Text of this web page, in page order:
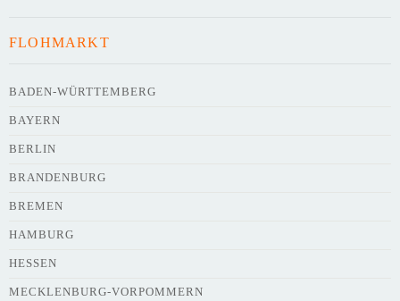
Webseite
FLOHMARKT
BADEN-WÜRTTEMBERG
BAYERN
BERLIN
BRANDENBURG
BREMEN
HAMBURG
HESSEN
MECKLENBURG-VORPOMMERN